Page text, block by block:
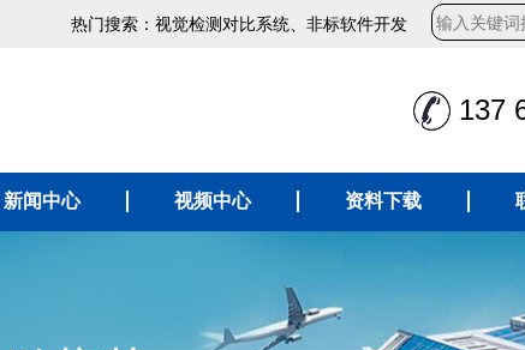
热门搜索： 视觉检测对比系统、非标软件开发
137
新闻中心 视频中心 资料下载